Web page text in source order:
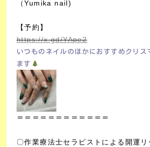
（Yumika nail)
【予約】
https://x.gd/YApe2
いつものネイルのほかにおすすめクリス
ます
＝＝＝＝＝＝＝＝＝＝＝＝
〇作業療法士セラピストによる開運リ